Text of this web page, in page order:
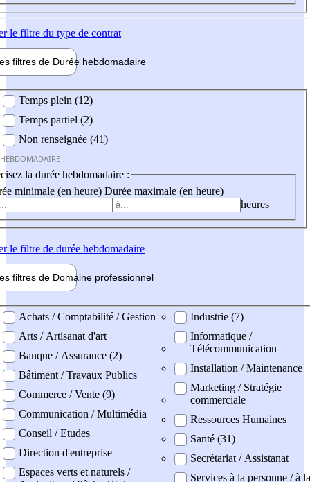
le filtre du type de contrat
filtres de Durée hebdomadaire
Temps plein (12)
Temps partiel (2)
Non renseignée (41)
la durée hebdomadaire :
minimale (en heure) Durée maximale (en heure)
heures
le filtre de durée hebdomadaire
filtres de Domaine professionnel
professionel
Achats / Comptabilité / Gestion
Arts / Artisanat d'art
Banque / Assurance (2)
Bâtiment / Travaux Publics
Commerce / Vente (9)
Communication / Multimédia
Conseil / Etudes
Direction d'entreprise
Espaces verts et naturels /
Industrie (7)
Informatique /
Télécommunication
Installation / Maintenance
Marketing / Stratégie
commerciale
Ressources Humaines
Santé (31)
Secrétariat / Assistanat
Services à la personne / à la